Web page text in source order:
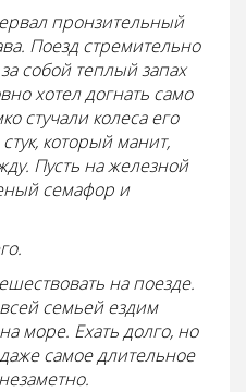
пронзительный
Поезд стремительно
собой теплый запах
хотел догнать само
стучали колеса его
который манит,
Пусть на железной
семафор и
на поезде.
семьей ездим
море. Ехать долго, но
самое длительное